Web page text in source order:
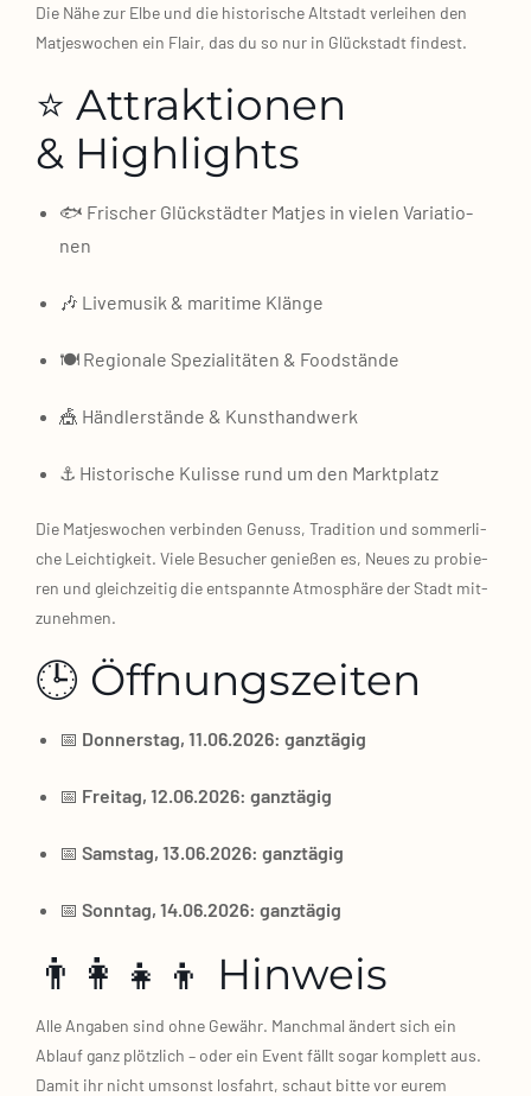
Die Nähe zur Elbe und die his­to­ri­sche Alt­stadt ver­lei­hen den
Mat­jes­wo­chen ein Flair, das du so nur in Glück­stadt fin­dest.
⭐ Attraktionen
& Highlights
🐟 Fri­scher Glück­städ­ter Mat­jes in vie­len Varia­tio­
nen
🎶 Live­mu­sik & mari­ti­me Klän­ge
🍽️ Regio­na­le Spe­zia­li­tä­ten & Food­stän­de
🎪 Händ­ler­stän­de & Kunst­hand­werk
⚓ His­to­ri­sche Kulis­se rund um den Markt­platz
Die Mat­jes­wo­chen ver­bin­den Genuss, Tra­di­ti­on und som­mer­li­
che Leich­tig­keit. Vie­le Besu­cher genie­ßen es, Neu­es zu pro­bie­
ren und gleich­zei­tig die ent­spann­te Atmo­sphä­re der Stadt mit­
zu­neh­men.
🕒 Öffnungszeiten
📅 Don­ners­tag, 11.06.2026: ganz­tä­gig
📅 Frei­tag, 12.06.2026: ganz­tä­gig
📅 Sams­tag, 13.06.2026: ganz­tä­gig
📅 Sonn­tag, 14.06.2026: ganz­tä­gig
👨‍👩‍👧‍👦 Hinweis
Alle Anga­ben sind ohne Gewähr. Manch­mal ändert sich ein
Ablauf ganz plötz­lich – oder ein Event fällt sogar kom­plett aus.
Damit ihr nicht umsonst los­fahrt, schaut bit­te vor eurem